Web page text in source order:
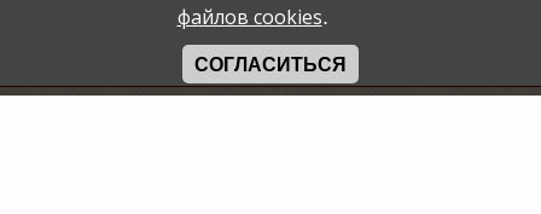
файлов cookies.
СОГЛАСИТЬСЯ